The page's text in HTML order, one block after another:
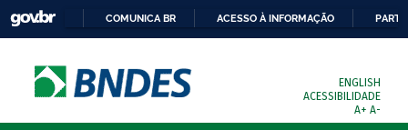
COMUNICA BR ACESSO À INFORMAÇÃO
ENGLISH
ACESSIBILIDADE
A+ A-